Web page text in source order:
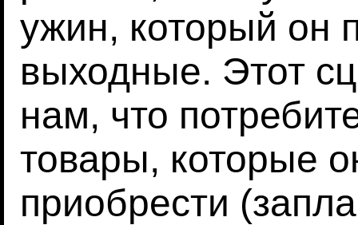
ужин, который он
выходные. Этот
нам, что
товары, которые
приобрести